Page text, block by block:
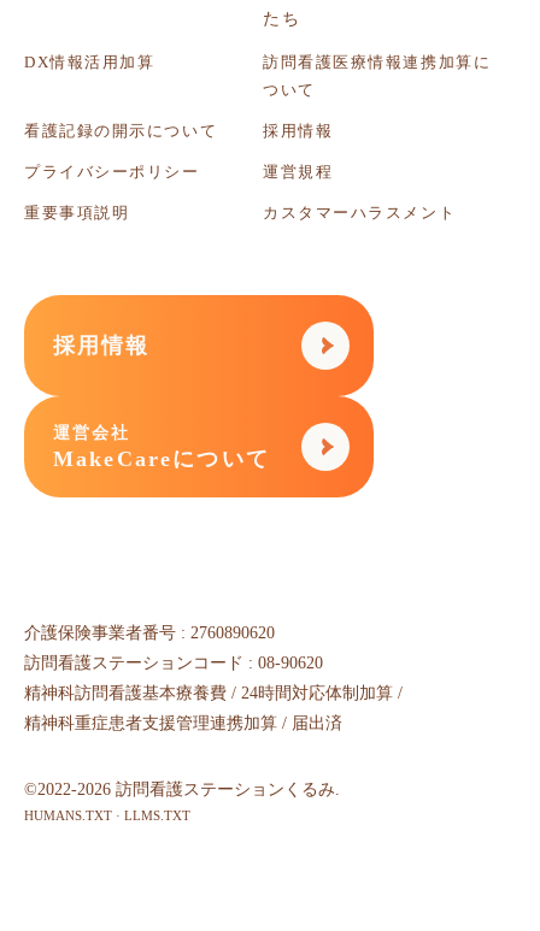
たち
DX情報活用加算
訪問看護医療情報連携加算に
ついて
看護記録の開示について 採用情報
プライバシーポリシー 運営規程
重要事項説明 カスタマーハラスメント
採用情報
運営会社
MakeCareについて
介護保険事業者番号 : 2760890620
訪問看護ステーションコード : 08-90620
精神科訪問看護基本療養費 / 24時間対応体制加算 /
精神科重症患者支援管理連携加算 / 届出済
©2022-2026 訪問看護ステーションくるみ.
HUMANS.TXT · LLMS.TXT